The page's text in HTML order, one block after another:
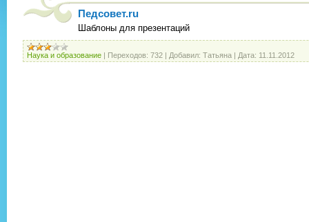
Педсовет.ru
Шаблоны для презентаций
Наука и образование | Переходов: 732 | Добавил: Татьяна | Дата: 11.11.2012